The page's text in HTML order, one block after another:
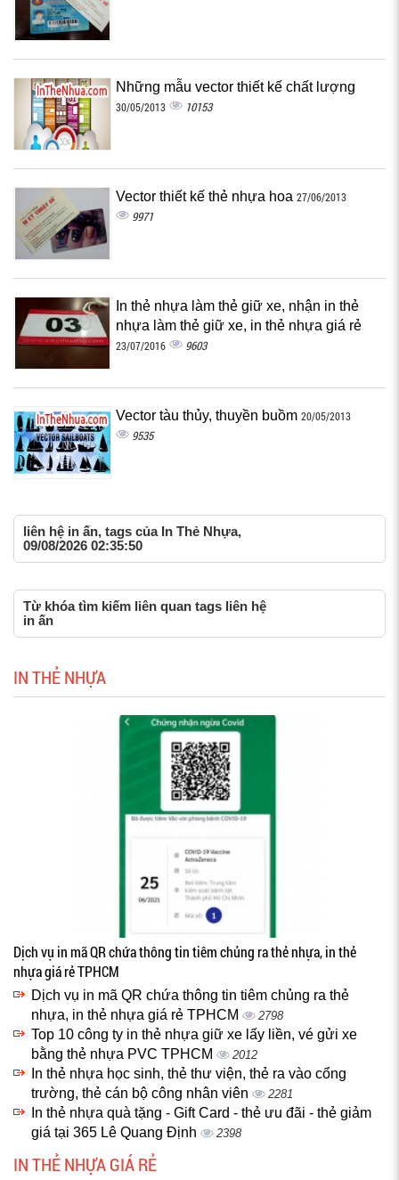
Những mẫu vector thiết kế chất lượng
30/05/2013 10153
Vector thiết kế thẻ nhựa hoa 27/06/2013
9971
In thẻ nhựa làm thẻ giữ xe, nhận in thẻ
nhựa làm thẻ giữ xe, in thẻ nhựa giá rẻ
23/07/2016 9603
Vector tàu thủy, thuyền buồm 20/05/2013
9535
liên hệ in ấn, tags của In Thẻ Nhựa,
09/08/2026 02:35:50
Từ khóa tìm kiếm liên quan tags liên hệ
in ấn
IN THẺ NHỰA
Dịch vụ in mã QR chứa thông tin tiêm chủng ra thẻ nhựa, in thẻ
nhựa giá rẻ TPHCM
Dịch vụ in mã QR chứa thông tin tiêm chủng ra thẻ
nhựa, in thẻ nhựa giá rẻ TPHCM
2798
Top 10 công ty in thẻ nhựa giữ xe lấy liền, vé gửi xe
bằng thẻ nhựa PVC TPHCM
2012
In thẻ nhựa học sinh, thẻ thư viện, thẻ ra vào cổng
trường, thẻ cán bộ công nhân viên
2281
In thẻ nhựa quà tặng - Gift Card - thẻ ưu đãi - thẻ giảm
giá tại 365 Lê Quang Định
2398
IN THẺ NHỰA GIÁ RẺ